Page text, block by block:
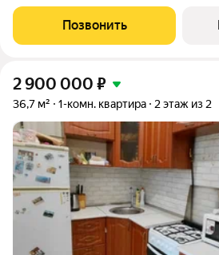
этажный дом комфорт-класса из
«Бетотек». В доме
Позвонить
2 900 000 ₽
36,7 м² 1-комн. квартира 2 этаж из 2